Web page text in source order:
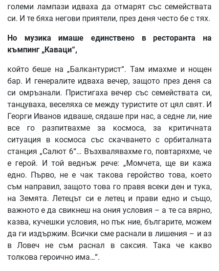
големи лампази идваха да отмарят със семействата
си. И те бяха негови приятели, през деня често бе с тях.
Но музика имаше единствено в ресторанта
на
къмпинг „Каваци“,
който беше на „Балкантурист“. Там имахме и нощен
бар. И генералите идваха вечер, защото през деня са
си омръзнали. Пристигаха вечер със семействата си,
танцуваха, веселяха се между туристите от цял свят. И
Георги Иванов идваше, сядаше при нас, а седне ли, ние
все го разпитвахме за космоса, за критичната
ситуация в космоса със скачването с орбиталната
станция „Салют 6“… Възхвалявахме го, повтаряхме, че
е герой. И той веднъж рече: „Момчета, ще ви кажа
едно. Първо, не е чак такова геройство това, което
съм направил, защото това го правя всеки ден и тука,
на Земята. Летецът си е летец и прави едно и също,
важното е да свикнеш на ония условия – а те са вярно,
казва, кучешки условия, но пък ние, българите, можем
да ги издържим. Всички сме раснали в лишения – и аз
в Ловеч не съм раснал в саксия. Така че какво
толкова героично има…“.